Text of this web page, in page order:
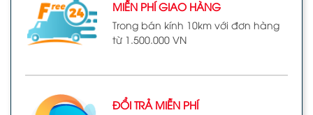
MIỄN PHÍ GIAO HÀNG
Trong bán kính 10km với đơn hàng
từ 1.500.000 VN
ĐỔI TRẢ MIỄN PHÍ